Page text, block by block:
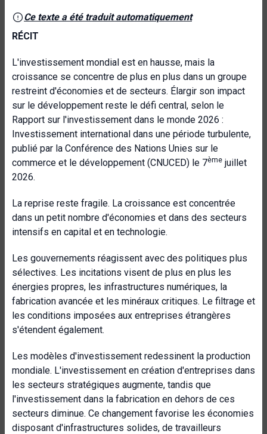
Ce texte a été traduit automatiquement
RÉCIT
L'investissement mondial est en hausse, mais la
croissance se concentre de plus en plus dans un groupe
restreint d'économies et de secteurs. Élargir son impact
sur le développement reste le défi central, selon le
Rapport sur l'investissement dans le monde 2026 :
Investissement international dans une période turbulente,
publié par la Conférence des Nations Unies sur le
commerce et le développement (CNUCED) le 7ème juillet
2026.
La reprise reste fragile. La croissance est concentrée
dans un petit nombre d'économies et dans des secteurs
intensifs en capital et en technologie.
Les gouvernements réagissent avec des politiques plus
sélectives. Les incitations visent de plus en plus les
énergies propres, les infrastructures numériques, la
fabrication avancée et les minéraux critiques. Le filtrage et
les conditions imposées aux entreprises étrangères
s'étendent également.
Les modèles d'investissement redessinent la production
mondiale. L'investissement en création d'entreprises dans
les secteurs stratégiques augmente, tandis que
l'investissement dans la fabrication en dehors de ces
secteurs diminue. Ce changement favorise les économies
disposant d'infrastructures solides, de travailleurs